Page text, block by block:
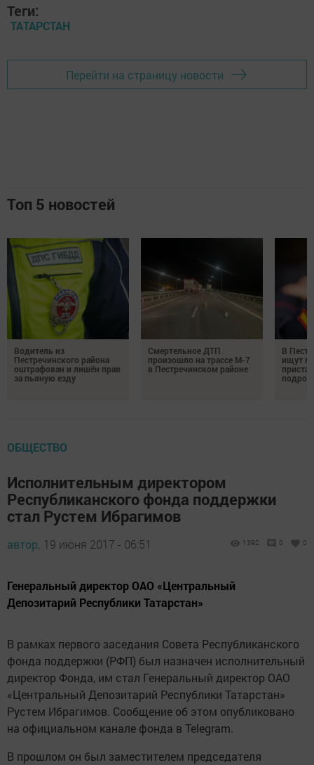
Теги:
ТАТАРСТАН
Перейти на страницу новости
Топ 5 новостей
Водитель из
Пестречинского района
оштрафован и лишён прав
за пьяную езду
Смертельное ДТП
произошло на трассе М-7
в Пестречинском районе
В
ищут
ОБЩЕСТВО
Исполнительным директором
Республиканского фонда поддержки
стал Рустем Ибрагимов
автор, 19 июня 2017 - 06:51 1392 0 0
Генеральный директор ОАО «Центральный
Депозитарий Республики Татарстан»
В рамках первого заседания Совета Республиканского
фонда поддержки (РФП) был назначен исполнительный
директор Фонда, им стал Генеральный директор ОАО
«Центральный Депозитарий Республики Татарстан»
Рустем Ибрагимов. Сообщение об этом опубликовано
на официальном канале фонда в Telegram.
В прошлом он был заместителем председателя